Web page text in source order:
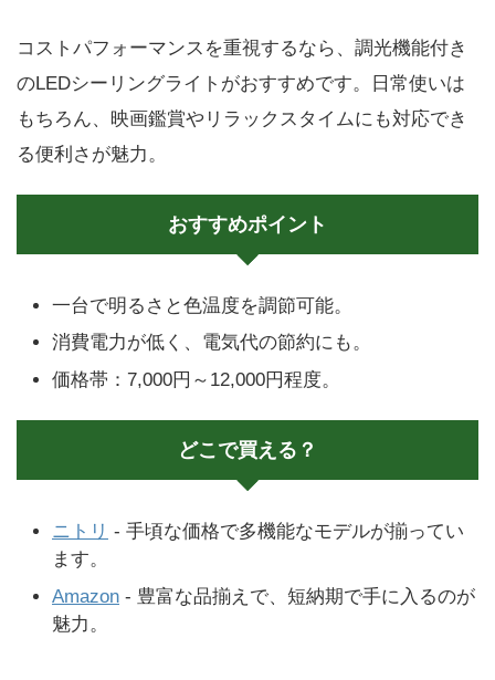
コストパフォーマンスを重視するなら、調光機能付き
のLEDシーリングライトがおすすめです。日常使いは
もちろん、映画鑑賞やリラックスタイムにも対応でき
る便利さが魅力。
おすすめポイント
一台で明るさと色温度を調節可能。
消費電力が低く、電気代の節約にも。
価格帯：7,000円～12,000円程度。
どこで買える？
ニトリ - 手頃な価格で多機能なモデルが揃ってい
ます。
Amazon - 豊富な品揃えで、短納期で手に入るのが
魅力。